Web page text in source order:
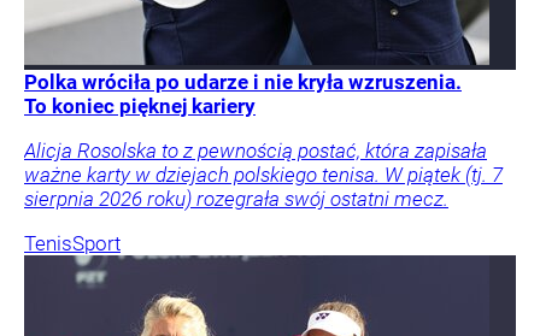
Polka wróciła po udarze i nie kryła wzruszenia.
To koniec pięknej kariery
Alicja Rosolska to z pewnością postać, która zapisała
ważne karty w dziejach polskiego tenisa. W piątek (tj. 7
sierpnia 2026 roku) rozegrała swój ostatni mecz.
TenisSport